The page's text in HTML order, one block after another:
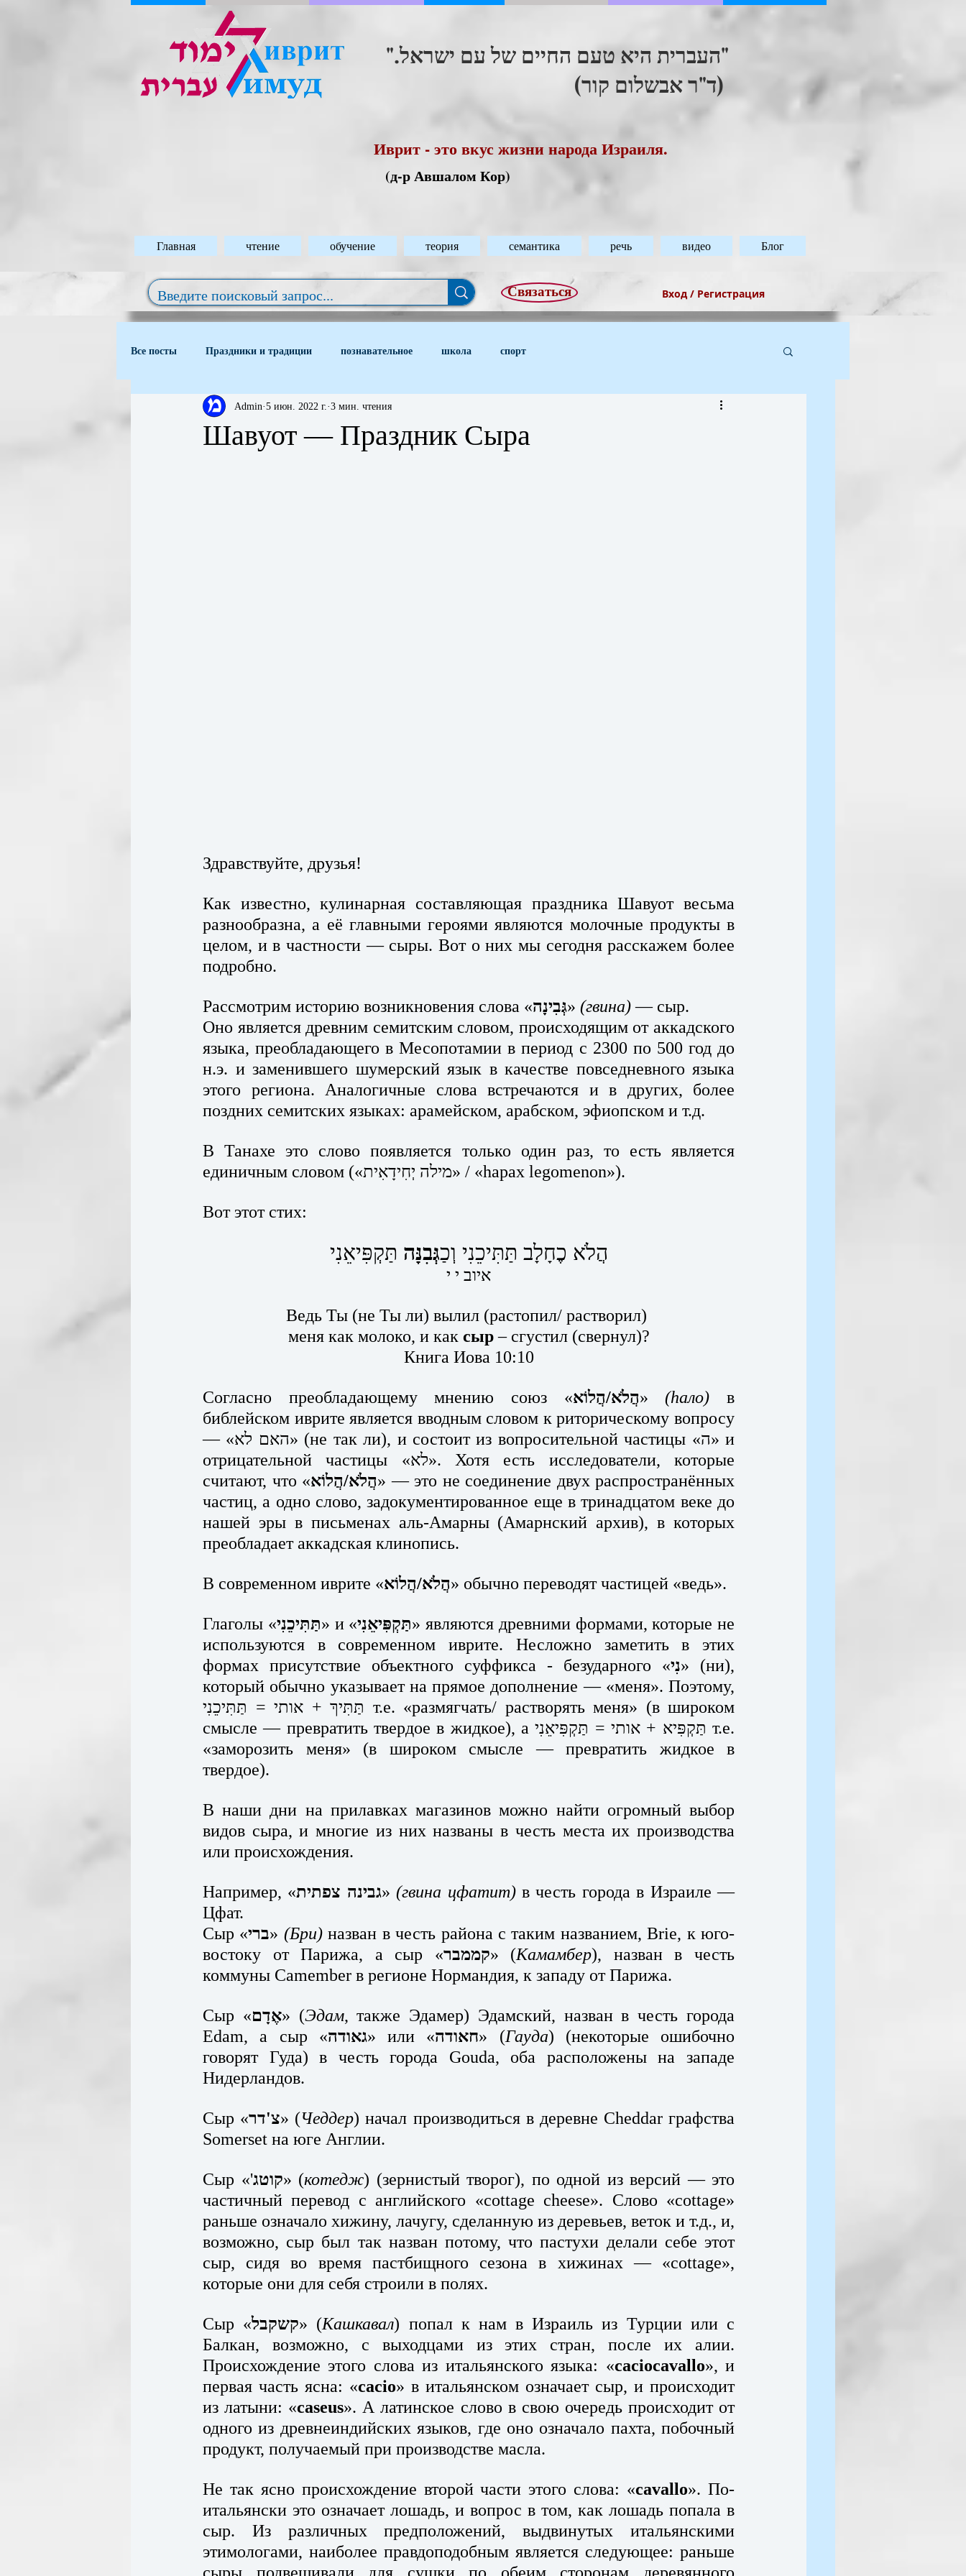
"העברית היא טעם החיים של עם ישראל."
(ד"ר אבשלום קור)
Иврит - это вкус жизни народа Израиля.
(д-р Авшалом Кор)
Главная чтение обучение теория семантика речь видео Блог
Связаться Вход / Регистрация
Все посты Праздники и традиции познавательное школа спорт
Шавуот — Праздник Сыра
Admin 5 июн. 2022 г. 3 мин. чтения
Здравствуйте, друзья!
Как известно, кулинарная составляющая праздника Шавуот весьма
разнообразна, а её главными героями являются молочные продукты в
целом, и в частности — сыры. Вот о них мы сегодня расскажем более
подробно.
Рассмотрим историю возникновения слова «גְּבִינָה» (гвина) — сыр.
Оно является древним семитским словом, происходящим от аккадского
языка, преобладающего в Месопотамии в период с 2300 по 500 год до
н.э. и заменившего шумерский язык в качестве повседневного языка
этого региона. Аналогичные слова встречаются и в других, более
поздних семитских языках: арамейском, арабском, эфиопском и т.д.
В Танахе это слово появляется только один раз, то есть является
единичным словом («מילה יְחִידָאִית» / «hapax legomenon»).
Вот этот стих:
הֲלֹא כֶחָלָב תַּתִּיכֵנִי וְכַגְּבִנָּה תַּקְפִּיאֵנִי
איוב י י
Ведь Ты (не Ты ли) вылил (растопил/ растворил)
меня как молоко, и как сыр – сгустил (свернул)?
Книга Иова 10:10
Согласно преобладающему мнению союз «הֲלֹא/הֲלוֹא» (hало) в
библейском иврите является вводным словом к риторическому вопросу
— «האם לא» (не так ли), и состоит из вопросительной частицы «ה» и
отрицательной частицы «לא». Хотя есть исследователи, которые
считают, что «הֲלֹא/הֲלוֹא» — это не соединение двух распространённых
частиц, а одно слово, задокументированное еще в тринадцатом веке до
нашей эры в письменах аль-Амарны (Амарнский архив), в которых
преобладает аккадская клинопись.
В современном иврите «הֲלֹא/הֲלוֹא» обычно переводят частицей «ведь».
Глаголы «תַּתִּיכֵנִי» и «תַּקְפִּיאֵנִי» являются древними формами, которые не
используются в современном иврите. Несложно заметить в этих
формах присутствие объектного суффикса - безударного «נִי» (ни),
который обычно указывает на прямое дополнение — «меня». Поэтому,
תַּתִּיךְ + אותי = תַּתִּיכֵנִי т.е. «размягчать/ растворять меня» (в широком
смысле — превратить твердое в жидкое), а תַּקְפִּיא + אותי = תַּקְפִּיאֵנִי т.е.
«заморозить меня» (в широком смысле — превратить жидкое в
твердое).
В наши дни на прилавках магазинов можно найти огромный выбор
видов сыра, и многие из них названы в честь места их производства
или происхождения.
Например, «גבינה צפתית» (гвина цфатит) в честь города в Израиле —
Цфат.
Сыр «ברי» (Бри) назван в честь района с таким названием, Brie, к юго-
востоку от Парижа, а сыр «קממבר» (Камамбер), назван в честь
коммуны Camember в регионе Нормандия, к западу от Парижа.
Сыр «אֶדָם» (Эдам, также Эдамер) Эдамский, назван в честь города
Edam, а сыр «גאודה» или «חאודה» (Гауда) (некоторые ошибочно
говорят Гуда) в честь города Gouda, оба расположены на западе
Нидерландов.
Сыр «צ'דר» (Чеддер) начал производиться в деревне Cheddar графства
Somerset на юге Англии.
Сыр «'קוטג» (котедж) (зернистый творог), по одной из версий — это
частичный перевод с английского «cottage cheese». Слово «cottage»
раньше означало хижину, лачугу, сделанную из деревьев, веток и т.д., и,
возможно, сыр был так назван потому, что пастухи делали себе этот
сыр, сидя во время пастбищного сезона в хижинах — «cottage»,
которые они для себя строили в полях.
Сыр «קשקבל» (Кашкавал) попал к нам в Израиль из Турции или с
Балкан, возможно, с выходцами из этих стран, после их алии.
Происхождение этого слова из итальянского языка: «caciocavallo», и
первая часть ясна: «cacio» в итальянском означает сыр, и происходит
из латыни: «caseus». А латинское слово в свою очередь происходит от
одного из древнеиндийских языков, где оно означало пахта, побочный
продукт, получаемый при производстве масла.
Не так ясно происхождение второй части этого слова: «cavallo». По-
итальянски это означает лошадь, и вопрос в том, как лошадь попала в
сыр. Из различных предположений, выдвинутых итальянскими
этимологами, наиболее правдоподобным является следующее: раньше
сыры подвешивали для сушки по обеим сторонам деревянного